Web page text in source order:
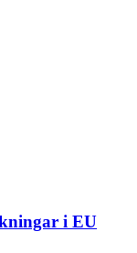
i EU